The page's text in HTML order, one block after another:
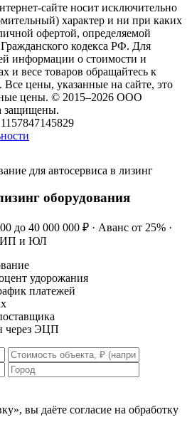
сайте носит исключительно
характер и ни при каких
офертой, определяемой
кодекса РФ. Для
информации о стоимости и
и весе товаров обращайтесь к
цены, указанные на сайте, это
цены. © 2015–2026 ООО
защищены.
оборудования
до 40 000 000 ₽ · Аванс от 25% ·
ИП и ЮЛ
удорожания
платежей
через ЭЦП
вы даёте согласие на обработку